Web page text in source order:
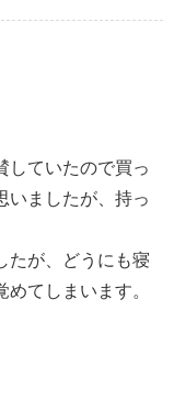
していたので買っ
いましたが、持っ
たが、どうにも寝
てしまいます。